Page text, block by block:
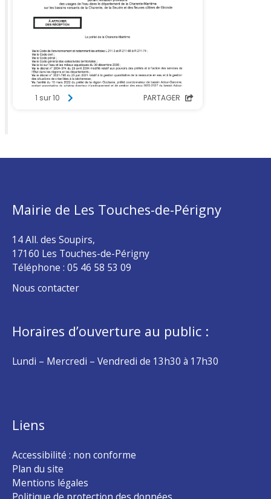
Mairie de Les Touches-de-Périgny
14 All. des Soupirs,
17160 Les Touches-de-Périgny
Téléphone : 05 46 58 53 09
Nous contacter
Horaires d’ouverture au public :
Lundi – Mercredi – Vendredi de 13h30 à 17h30
Liens
Accessibilité : non conforme
Plan du site
Mentions légales